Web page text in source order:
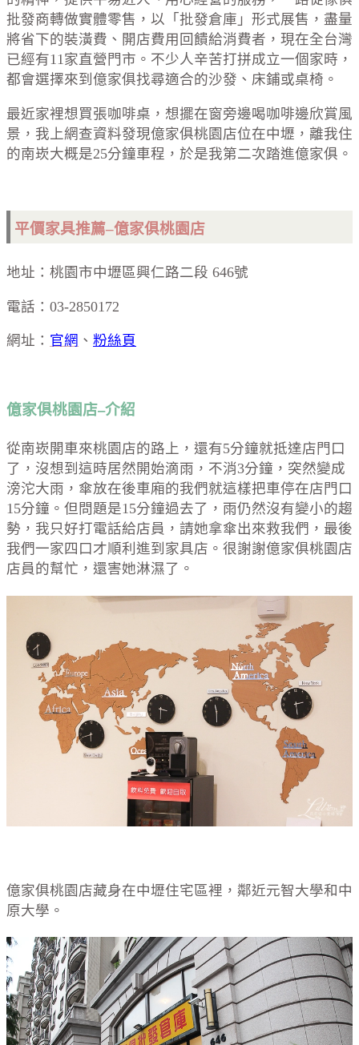
批發商轉做實體零售，以「批發倉庫」形式展售，盡量
將省下的裝潢費、開店費用回饋給消費者，現在全台灣
已經有11家直營門市。不少人辛苦打拼成立一個家時，
都會選擇來到億家俱找尋適合的沙發、床鋪或桌椅。
最近家裡想買張咖啡桌，想擺在窗旁邊喝咖啡邊欣賞風
景，我上網查資料發現億家俱桃園店位在中壢，離我住
的南崁大概是25分鐘車程，於是我第二次踏進億家俱。
平價家具推薦–億家俱桃園店
地址：桃園市中壢區興仁路二段 646號
電話：03-2850172
網址： 官網 、 粉絲頁
億家俱桃園店–介紹
從南崁開車來桃園店的路上，還有5分鐘就抵達店門口
了，沒想到這時居然開始滴雨，不消3分鐘，突然變成
滂沱大雨，傘放在後車廂的我們就這樣把車停在店門口
15分鐘。但問題是15分鐘過去了，雨仍然沒有變小的趨
勢，我只好打電話給店員，請她拿傘出來救我們，最後
我們一家四口才順利進到家具店。很謝謝億家俱桃園店
店員的幫忙，還害她淋濕了。
億家俱桃園店藏身在中壢住宅區裡，鄰近元智大學和中
原大學。